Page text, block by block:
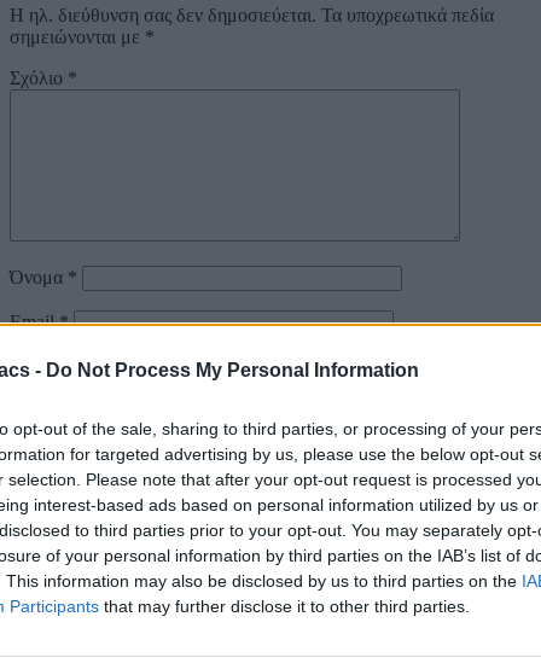
- Do Not Process My Personal Information
opt-out of the sale, sharing to third parties, or processing of your
for targeted advertising by us, please use the below opt-out
selection. Please note that after your opt-out request is processed
interest-based ads based on personal information utilized by us
to third parties prior to your opt-out. You may separately
of your personal information by third parties on the IAB’s list of
This information may also be disclosed by us to third parties on the
Participants that may further disclose it to other third parties.
Η ηλ. διεύθυνση σας δεν δημοσιεύεται. Τα υποχρεωτικά πεδία
σημειώνονται με *
Σχόλιο *
Όνομα *
Email*
Ιστότοπος
This site uses Akismet to reduce spam.Learn how your comment
data is processed.
Διαφήμιση
Continue Reading
More Stories